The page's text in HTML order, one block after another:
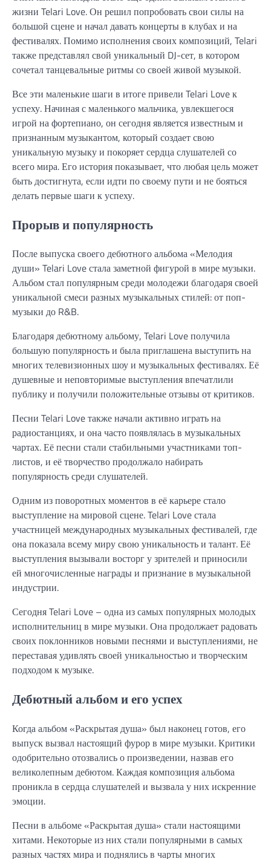
жизни Telari Love. Он решил попробовать свои силы на
большой сцене и начал давать концерты в клубах и на
фестивалях. Помимо исполнения своих композиций, Telari
также представлял свой уникальный DJ-сет, в котором
сочетал танцевальные ритмы со своей живой музыкой.
Все эти маленькие шаги в итоге привели Telari Love к
успеху. Начиная с маленького мальчика, увлекшегося
игрой на фортепиано, он сегодня является известным и
признанным музыкантом, который создает свою
уникальную музыку и покоряет сердца слушателей со
всего мира. Его история показывает, что любая цель может
быть достигнута, если идти по своему пути и не бояться
делать первые шаги к успеху.
Прорыв и популярность
После выпуска своего дебютного альбома «Мелодия
души» Telari Love стала заметной фигурой в мире музыки.
Альбом стал популярным среди молодежи благодаря своей
уникальной смеси разных музыкальных стилей: от поп-
музыки до R&B.
Благодаря дебютному альбому, Telari Love получила
большую популярность и была приглашена выступить на
многих телевизионных шоу и музыкальных фестивалях. Её
душевные и неповторимые выступления впечатлили
публику и получили положительные отзывы от критиков.
Песни Telari Love также начали активно играть на
радиостанциях, и она часто появлялась в музыкальных
чартах. Её песни стали стабильными участниками топ-
листов, и её творчество продолжало набирать
популярность среди слушателей.
Одним из поворотных моментов в её карьере стало
выступление на мировой сцене. Telari Love стала
участницей международных музыкальных фестивалей, где
она показала всему миру свою уникальность и талант. Её
выступления вызывали восторг у зрителей и приносили
ей многочисленные награды и признание в музыкальной
индустрии.
Сегодня Telari Love – одна из самых популярных молодых
исполнительниц в мире музыки. Она продолжает радовать
своих поклонников новыми песнями и выступлениями, не
переставая удивлять своей уникальностью и творческим
подходом к музыке.
Дебютный альбом и его успех
Когда альбом «Раскрытая душа» был наконец готов, его
выпуск вызвал настоящий фурор в мире музыки. Критики
одобрительно отозвались о произведении, назвав его
великолепным дебютом. Каждая композиция альбома
проникла в сердца слушателей и вызвала у них искренние
эмоции.
Песни в альбоме «Раскрытая душа» стали настоящими
хитами. Некоторые из них стали популярными в самых
разных частях мира и поднялись в чарты многих